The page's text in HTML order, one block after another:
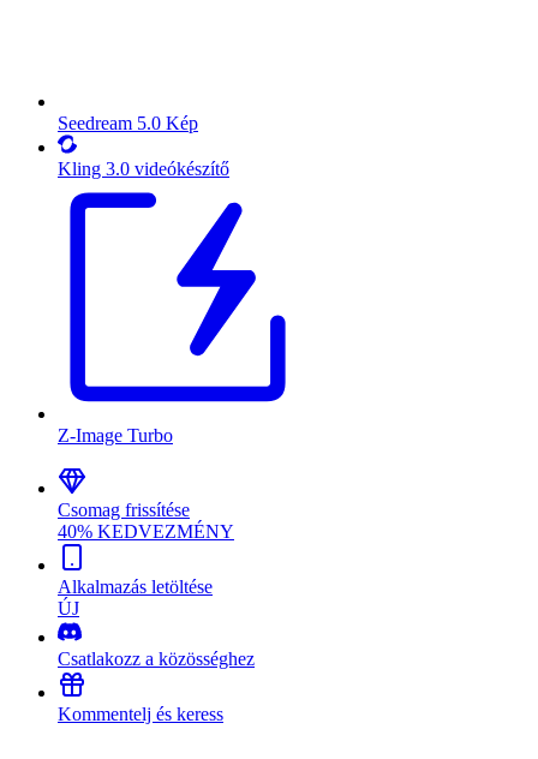
Seedream 5.0 Kép
Kling 3.0 videókészítő
Z-Image Turbo
Csomag frissítése
40% KEDVEZMÉNY
Alkalmazás letöltése
ÚJ
Csatlakozz a közösséghez
Kommentelj és keress